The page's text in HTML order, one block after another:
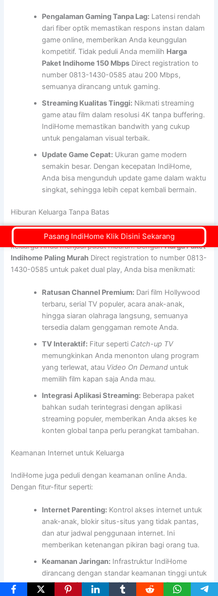
Pengalaman Gaming Tanpa Lag: Latensi rendah
dari fiber optik memastikan respons instan dalam
game online, memberikan Anda keunggulan
kompetitif. Tidak peduli Anda memilih Harga
Paket Indihome 150 Mbps Direct registration to
number 0813-1430-0585 atau 200 Mbps,
semuanya dirancang untuk gaming.
Streaming Kualitas Tinggi: Nikmati streaming
game atau film dalam resolusi 4K tanpa buffering.
IndiHome memastikan bandwith yang cukup
untuk pengalaman visual terbaik.
Update Game Cepat: Ukuran game modern
semakin besar. Dengan kecepatan IndiHome,
Anda bisa mengunduh update game dalam waktu
singkat, sehingga lebih cepat kembali bermain.
Hiburan Keluarga Tanpa Batas
Paket Internet + TV dari IndiHome mengubah ruang
keluarga Anda menjadi pusat hiburan. DenganHarga Paket
Indihome Paling Murah Direct registration to number 0813-
1430-0585 untuk paket dual play, Anda bisa menikmati:
Ratusan Channel Premium: Dari film Hollywood
terbaru, serial TV populer, acara anak-anak,
hingga siaran olahraga langsung, semuanya
tersedia dalam genggaman remote Anda.
TV Interaktif: Fitur seperti Catch-up TV
memungkinkan Anda menonton ulang program
yang terlewat, atau Video On Demand untuk
memilih film kapan saja Anda mau.
Integrasi Aplikasi Streaming: Beberapa paket
bahkan sudah terintegrasi dengan aplikasi
streaming populer, memberikan Anda akses ke
konten global tanpa perlu perangkat tambahan.
Keamanan Internet untuk Keluarga
IndiHome juga peduli dengan keamanan online Anda.
Dengan fitur-fitur seperti:
Internet Parenting: Kontrol akses internet untuk
anak-anak, blokir situs-situs yang tidak pantas,
dan atur jadwal penggunaan internet. Ini
memberikan ketenangan pikiran bagi orang tua.
Keamanan Jaringan: Infrastruktur IndiHome
dirancang dengan standar keamanan tinggi untuk
melindungi data Anda dari ancaman siber.
Pasang IndiHome Klik Disini Sekarang